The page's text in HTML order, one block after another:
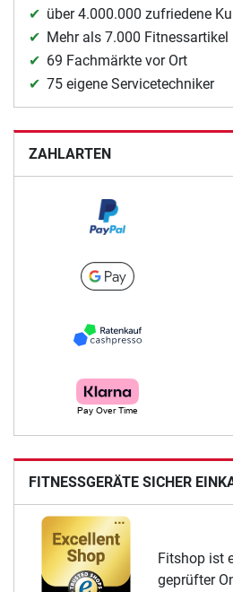
über 4.000.000 zufriedene
Mehr als 7.000 Fitnessartikel
69 Fachmärkte vor Ort
75 eigene Servicetechniker
ZAHLARTEN
FITNESSGERÄTE SICHER
Fitshop ist
geprüfter